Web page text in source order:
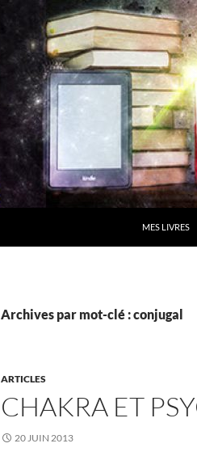
MES LIVRES
Archives par mot-clé : conjugal
ARTICLES
CHAKRA ET
20 JUIN 2013